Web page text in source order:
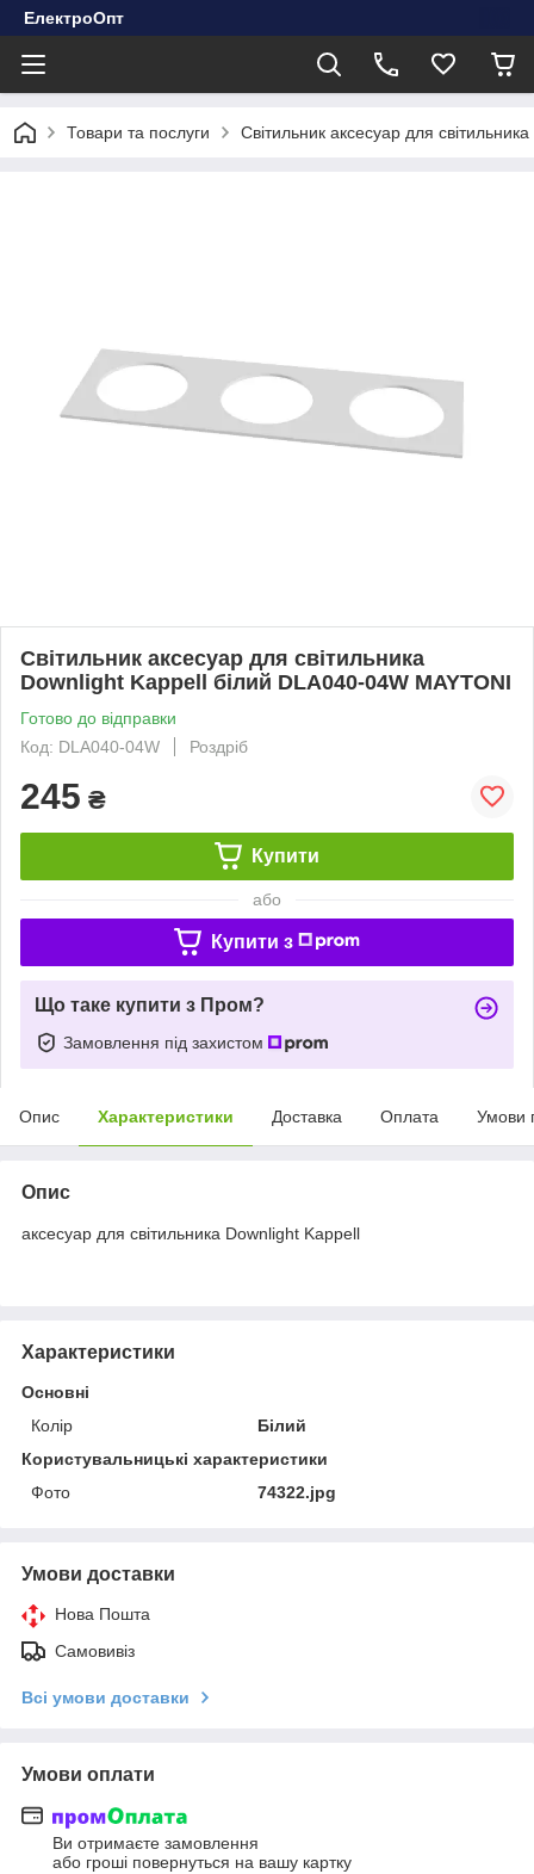
ЕлектроОпт
Товари та послуги Світильник аксесуар для
Світильник аксесуар для світильника
Downlight Kappell білий DLA040-04W MAYTONI
Готово до відправки
Код: DLA040-04W
Роздріб
245 ₴
Купити
або
Купити з
Що таке купити з Пром?
Замовлення під захистом
Опис Характеристики Доставка Оплата Умови
Опис
аксесуар для світильника Downlight Kappell
Характеристики
Основні
Колір
Білий
Користувальницькі характеристики
Фото
74322.jpg
Умови доставки
Нова Пошта
Самовивіз
Всі умови доставки
Умови оплати
Ви отримаєте замовлення
або гроші повернуться на вашу картку